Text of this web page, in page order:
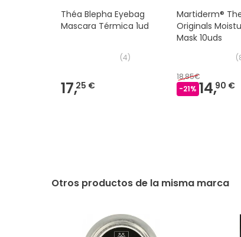
Théa Blepha Eyebag
Mascara Térmica 1ud
(4)
17,25 €
Martiderm®
Originals
Mask 10uds
(
18,85€
-21% 14,90 €
Otros productos de la misma marca